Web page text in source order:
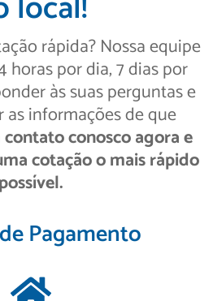
rápida? Nossa equipe
horas por dia, 7 dias por
às suas perguntas e
informações de que
conosco agora e
cotação o mais rápido
possível.
Pagamento